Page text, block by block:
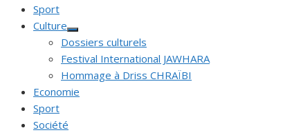
Sport
Culture
Afficher
le
sous-
menu
Dossiers culturels
Festival International JAWHARA
Hommage à Driss CHRAÏBI
Economie
Sport
Société